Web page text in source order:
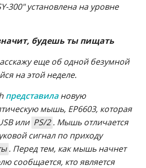
300" установлена на уровне
будешь ты пищать
еще об одной безумной
на этой неделе.
представилановую
мышь, EP6603, которая
или PS/2 . Мышь отличается
сигнал по приходу
. Перед тем, как мышь начнет
сообщается, кто является